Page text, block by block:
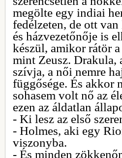
megölte egy indiai
fedélzeten, de ott
és házvezetőnője is
készül, amikor rátör
mint Zeusz. Drakula,
szívja, a női nemre
függősége. És akkor
sohasem volt nő az
ezen az áldatlan
- Ki lesz az első
- Holmes, aki egy
viszonyba.
- És minden